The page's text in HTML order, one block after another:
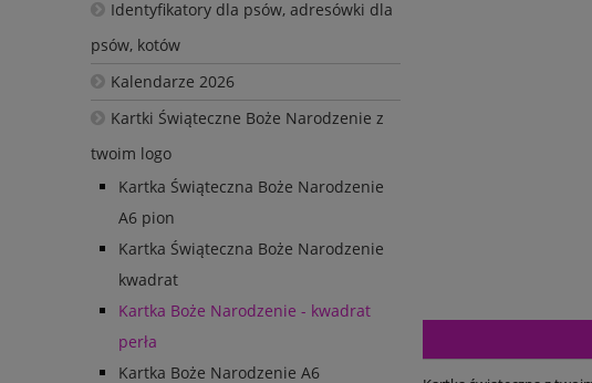
Identyfikatory dla psów, adresówki dla
psów, kotów
Kalendarze 2026
Kartki Świąteczne Boże Narodzenie z
twoim logo
Kartka Świąteczna Boże Narodzenie
A6 pion
Kartka Świąteczna Boże Narodzenie
kwadrat
Kartka Boże Narodzenie - kwadrat
perła
Kartka Boże Narodzenie A6